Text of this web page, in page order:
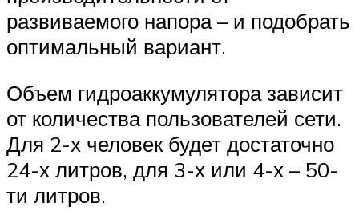
развиваемого напора – и подобрать
оптимальный вариант.
Объем гидроаккумулятора зависит
от количества пользователей сети.
Для 2-х человек будет достаточно
24-х литров, для 3-х или 4-х – 50-
ти литров.